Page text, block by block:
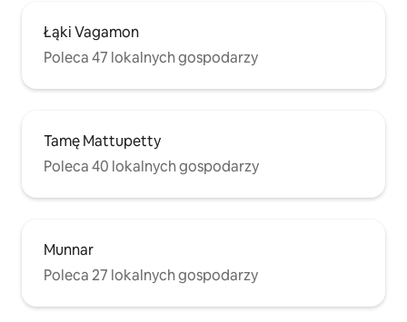
Łąki Vagamon
Poleca 47 lokalnych gospodarzy
Tamę Mattupetty
Poleca 40 lokalnych gospodarzy
Munnar
Poleca 27 lokalnych gospodarzy